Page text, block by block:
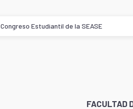
Congreso Estudiantil de la SEASE
FACULTAD